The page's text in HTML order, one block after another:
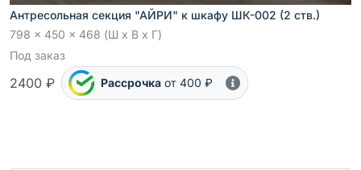
Антресольная секция "АЙРИ" к шкафу ШК-002 (2 ств.)
798 x 450 x 468 (Ш x В x Г)
Под заказ
2400 ₽ Рассрочка от 400 ₽